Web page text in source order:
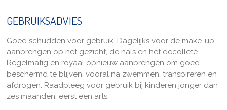
GEBRUIKSADVIES
Goed schudden voor gebruik. Dagelijks voor de make-up
aanbrengen op het gezicht, de hals en het decolleté.
Regelmatig en royaal opnieuw aanbrengen om goed
beschermd te blijven, vooral na zwemmen, transpireren en
afdrogen. Raadpleeg voor gebruik bij kinderen jonger dan
zes maanden, eerst een arts.